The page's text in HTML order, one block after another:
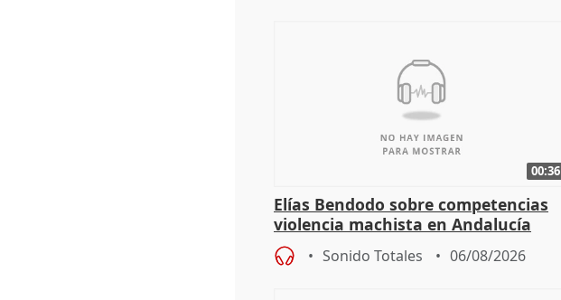
00:36
Elías Bendodo sobre competencias
violencia machista en Andalucía
Sonido Totales 06/08/2026